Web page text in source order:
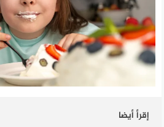
إقرأ أيضا